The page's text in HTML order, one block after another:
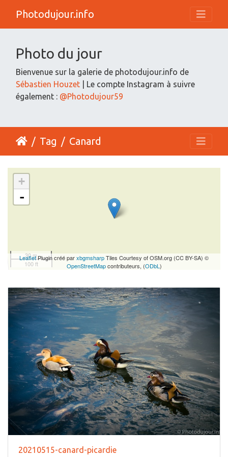
Photodujour.info
Photo du jour
Bienvenue sur la galerie de photodujour.info de
Sébastien Houzet | Le compte Instagram à suivre
également : @Photodujour59
Tag Canard
+
-
30 m
100 ft
LeafletPlugin créé parxbgmsharpTiles Courtesy of OSM.org (CC BY-SA) ©
OpenStreetMapcontributeurs, (ODbL )
20210515-canard-picardie